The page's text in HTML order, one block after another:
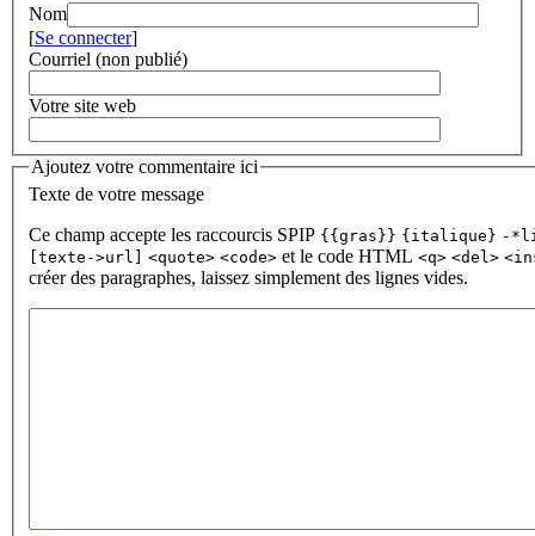
Nom
[Se connecter]
Courriel (non publié)
Votre site web
Ajoutez votre commentaire ici
Texte de votre message
Ce champ accepte les raccourcis SPIP {{gras}} {italique} -
[texte->url]
<quote> <code> et le code HTML <q> <del>
créer des paragraphes, laissez simplement des lignes vides.